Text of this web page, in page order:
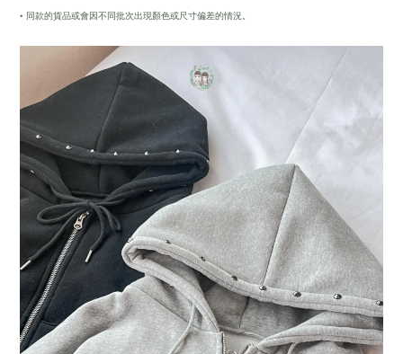
• 同款的貨品或會因不同批次出現顏色或尺寸偏差的情況。